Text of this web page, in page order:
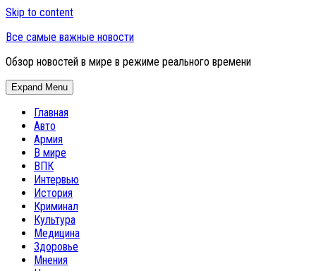
Skip to content
Все самые важные новости
Обзор новостей в мире в режиме реального времени
Expand Menu
Главная
Авто
Армия
В мире
ВПК
Интервью
История
Криминал
Культура
Медицина
Здоровье
Мнения